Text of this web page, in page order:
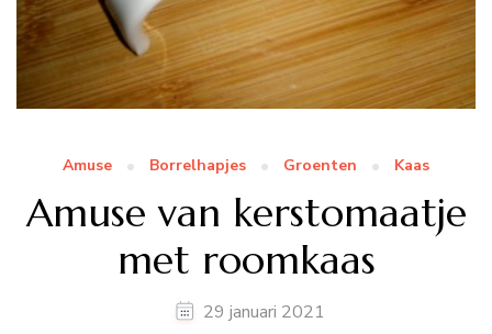
Amuse Borrelhapjes Groenten Kaas
Amuse van kerstomaatje
met roomkaas
29 januari 2021